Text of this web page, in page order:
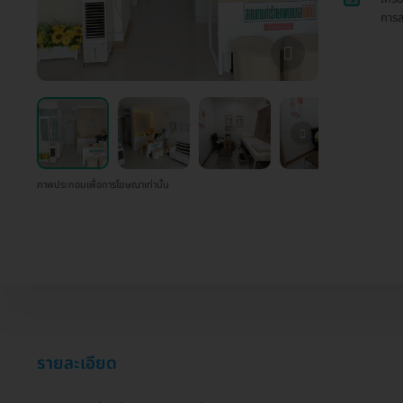
ภาพประกอบเพื่อการโฆษณาเท่านั้น
การ
รายละเอียด